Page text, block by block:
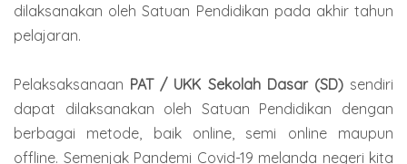
dilaksanakan oleh Satuan Pendidikan pada akhir tahun
pelajaran.
Pelaksaksanaan PAT / UKK Sekolah Dasar (SD)sendiri
dapat dilaksanakan oleh Satuan Pendidikan dengan
berbagai metode, baik online, semi online maupun
offline. Semenjak Pandemi Covid-19 melanda negeri kita